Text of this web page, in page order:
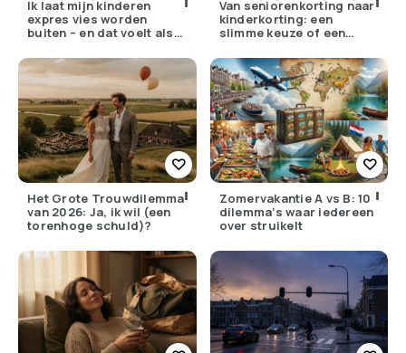
Ik laat mijn kinderen
expres vies worden
buiten – en dat voelt als
Van seniorenkorting naar
kinderkorting: een
slimme keuze of een
Het Grote Trouwdilemma
van 2026: Ja, ik wil (een
torenhoge schuld)?
Zomervakantie A vs B: 10
dilemma’s waar iedereen
over struikelt